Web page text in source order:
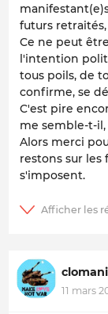
futurs
Ce ne peut
l'intention
tous poils, de
confirme, se
C'est pire
me semble-t-
Alors merci
restons sur
s'imposent.
clomani
11 mars